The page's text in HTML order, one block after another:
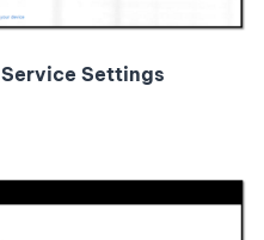
Service Settings